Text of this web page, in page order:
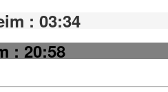
: 03:34
: 20:58